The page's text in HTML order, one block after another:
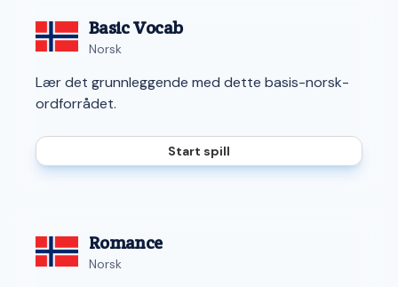
Basic Vocab
Norsk
Lær det grunnleggende med dette basis-norsk-
ordforrådet.
Start spill
Romance
Norsk